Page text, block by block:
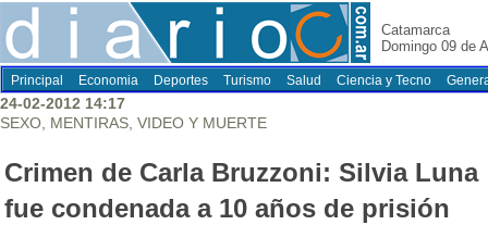
Catamarca
Domingo 09 de
Principal Economia Deportes Turismo Salud Ciencia y Tecno
24-02-2012 14:17
SEXO, MENTIRAS, VIDEO Y MUERTE
Crimen de Carla Bruzzoni: Silvia Luna
fue condenada a 10 años de prisión